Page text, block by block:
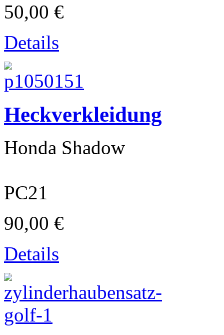
Gilera
50,00 €
Details
Heckverkleidung
Honda Shadow
PC21
90,00 €
Details